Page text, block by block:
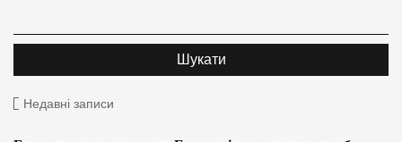
Недавні записи